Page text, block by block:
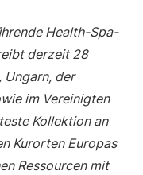
Health-Spa-
derzeit 28
Ungarn, der
im Vereinigten
Kollektion an
Kurorten Europas
Ressourcen mit